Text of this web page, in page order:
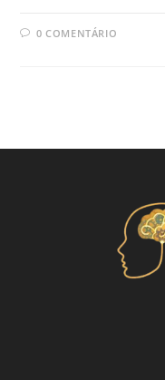
0 COMENTÁRIO